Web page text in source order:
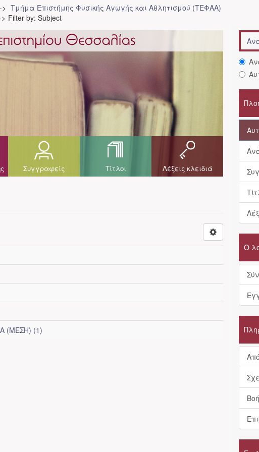
Τμήμα Επιστήμης Φυσικής Αγωγής και Αθλητισμού (ΤΕΦΑΑ)
Filter by: Subject
Συγγραφείς Τίτλοι Λέξεις κλειδιά
(ΜΕΣΗ) (1)
Ο